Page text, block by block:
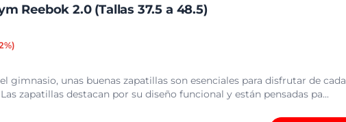
Reebok 2.0 (Tallas 37.5 a 48.5)
gimnasio, unas buenas zapatillas son esenciales para disfrutar de cada
zapatillas destacan por su diseño funcional y están pensadas pa...